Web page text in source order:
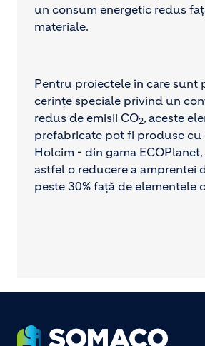
un consum energetic redus
materiale.
Pentru proiectele în care sunt
cerințe speciale privind un
redus de emisii CO2, aceste
prefabricate pot fi produse cu
Holcim - din gama
astfel o reducere a amprentei
peste 30% față de elementele
Footer